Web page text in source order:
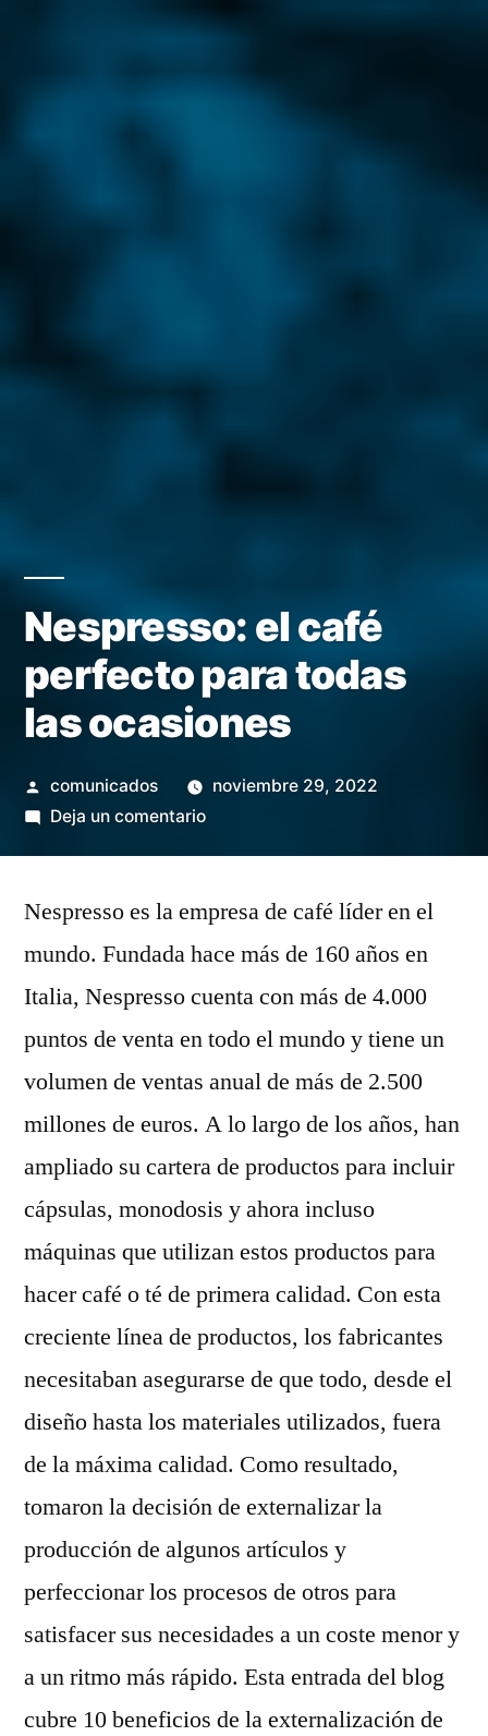
Nespresso: el café
perfecto para todas
las ocasiones
Publicado
por
comunicados
noviembre 29, 2022
Deja un comentarioen
café
para
todas
las
Nespresso es la empresa de café líder en el
mundo. Fundada hace más de 160 años en
Italia, Nespresso cuenta con más de 4.000
puntos de venta en todo el mundo y tiene un
volumen de ventas anual de más de 2.500
millones de euros. A lo largo de los años, han
ampliado su cartera de productos para incluir
cápsulas, monodosis y ahora incluso
máquinas que utilizan estos productos para
hacer café o té de primera calidad. Con esta
creciente línea de productos, los fabricantes
necesitaban asegurarse de que todo, desde el
diseño hasta los materiales utilizados, fuera
de la máxima calidad. Como resultado,
tomaron la decisión de externalizar la
producción de algunos artículos y
perfeccionar los procesos de otros para
satisfacer sus necesidades a un coste menor y
a un ritmo más rápido. Esta entrada del blog
cubre 10 beneficios de la externalización de